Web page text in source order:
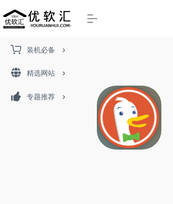
装机必备
精选网站
专题推荐